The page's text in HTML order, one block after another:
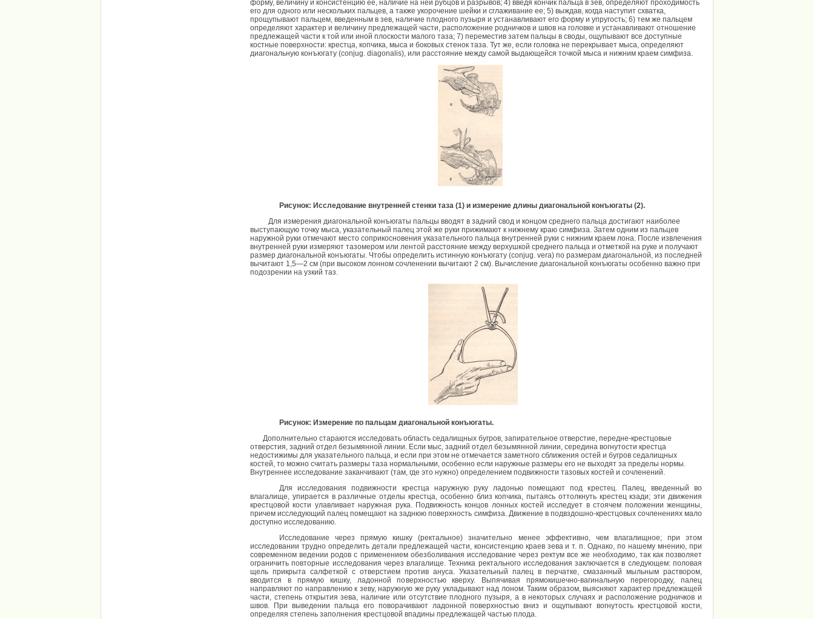
форму, величину и консистенцию ее, наличие на ней рубцов и разрывов; 4) введя кончик пальца в зев, определяют проходимость
его для одного или нескольких пальцев, а также укорочение шейки и сглаживание ее; 5) выждав, когда наступит схватка,
прощупывают пальцем, введенным в зев, наличие плодного пузыря и устанавливают его форму и упругость; 6) тем же пальцем
определяют характер и величину предлежащей части, расположение родничков и швов на головке и устанавливают отношение
предлежащей части к той или иной плоскости малого таза; 7) переместив затем пальцы в своды, ощупывают все доступные
костные поверхности: крестца, копчика, мыса и боковых стенок таза. Тут же, если головка не перекрывает мыса, определяют
диагональную конъюгату (conjug. diagonalis), или расстояние между самой выдающейся точкой мыса и нижним краем симфиза.
Рисунок: Исследование внутренней стенки таза (1) и измерение длины диагональной конъюгаты (2).
Для измерения диагональной конъюгаты пальцы вводят в задний свод и концом среднего пальца достигают наиболее
выступающую точку мыса, указательный палец этой же руки прижимают к нижнему краю симфиза. Затем одним из пальцев
наружной руки отмечают место соприкосновения указательного пальца внутренней руки с нижним краем лона. После извлечения
внутренней руки измеряют тазомером или лентой расстояние между верхушкой среднего пальца и отметкой на руке и получают
размер диагональной конъюгаты. Чтобы определить истинную конъюгату (conjug. vera) по размерам диагональной, из последней
вычитают 1,5—2 см (при высоком лонном сочленении вычитают 2 см). Вычисление диагональной конъюгаты особенно важно при
подозрении на узкий таз.
Рисунок: Измерение по пальцам диагональной конъюгаты.
Дополнительно стараются исследовать область седалищных бугров, запирательное отверстие, передне-крестцовые
отверстия, задний отдел безымянной линии. Если мыс, задний отдел безымянной линии, середина вогнутости крестца
недостижимы для указательного пальца, и если при этом не отмечается заметного сближения остей и бугров седалищных
костей, то можно считать размеры таза нормальными, особенно если наружные размеры его не выходят за пределы нормы.
Внутреннее исследование заканчивают (там, где это нужно) определением подвижности тазовых костей и сочленений.
Для исследования подвижности крестца наружную руку ладонью помещают под крестец. Палец, введенный во
влагалище, упирается в различные отделы крестца, особенно близ копчика, пытаясь оттолкнуть крестец кзади; эти движения
крестцовой кости улавливает наружная рука. Подвижность концов лонных костей исследует в стоячем положении женщины,
причем исследующий палец помещают на заднюю поверхность симфиза. Движение в подвздошно-крестцовых сочленениях мало
доступно исследованию.
Исследование через прямую кишку (ректальное) значительно менее эффективно, чем влагалищное; при этом
исследовании трудно определить детали предлежащей части, консистенцию краев зева и т. п. Однако, по нашему мнению, при
современном ведении родов с применением обезболивания исследование через ректум все же необходимо, так как позволяет
ограничить повторные исследования через влагалище. Техника ректального исследования заключается в следующем: половая
щель прикрыта салфеткой с отверстием против ануса. Указательный палец в перчатке, смазанный мыльным раствором,
вводится в прямую кишку, ладонной поверхностью кверху. Выпячивая прямокишечно-вагинальную перегородку, палец
направляют по направлению к зеву, наружную же руку укладывают над лоном. Таким образом, выясняют характер предлежащей
части, степень открытия зева, наличие или отсутствие плодного пузыря, а в некоторых случаях и расположение родничков и
швов. При выведении пальца его поворачивают ладонной поверхностью вниз и ощупывают вогнутость крестцовой кости,
определяя степень заполнения крестцовой впадины предлежащей частью плода.